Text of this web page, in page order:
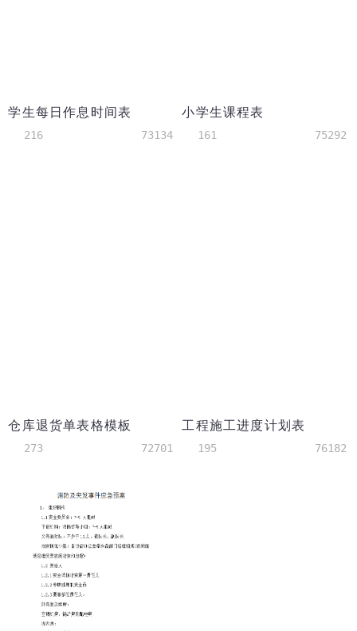
学生每日作息时间表
216 73134
小学生课程表
161 75292
仓库退货单表格模板
273 72701
工程施工进度计划表
195 76182